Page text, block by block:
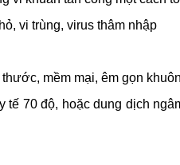
vi trùng, virus thâm nhập
mềm mại, êm gọn
70 độ, hoặc dung dịch